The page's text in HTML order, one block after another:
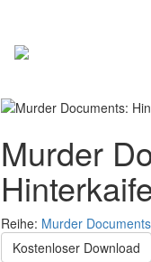
Murder
Reihe: Murder Documents
Kostenloser Download